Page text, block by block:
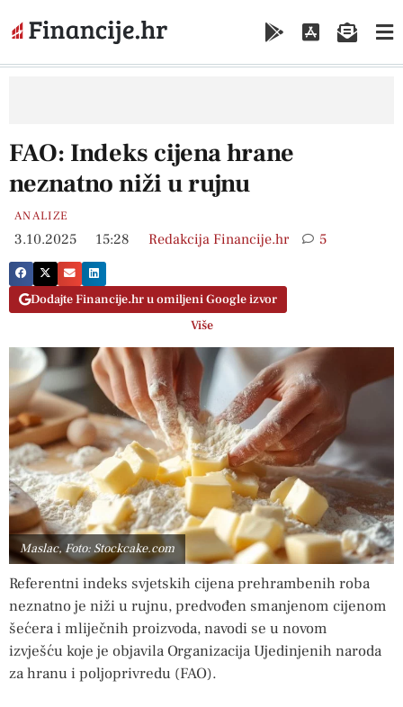
FAO: Indeks cijena hrane
neznatno niži u rujnu
ANALIZE
3.10.2025 15:28 Redakcija Financije.hr 5
Dodajte Financije.hr u omiljeni Google izvor
Više
Maslac, Foto: Stockcake.com
Referentni indeks svjetskih cijena prehrambenih roba
neznatno je niži u rujnu, predvođen smanjenom cijenom
šećera i mliječnih proizvoda, navodi se u novom
izvješću koje je objavila Organizacija Ujedinjenih naroda
za hranu i poljoprivredu (FAO).